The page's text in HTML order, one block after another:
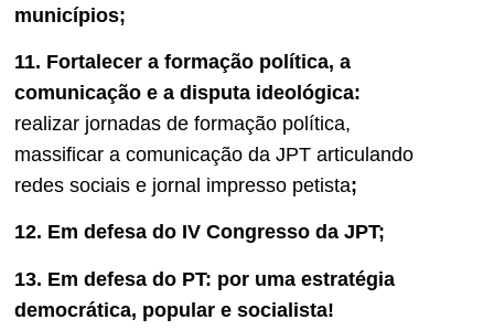
municípios;
11. Fortalecer a formação política, a
comunicação e a disputa ideológica:
realizar jornadas de formação política,
massificar a comunicação da JPT articulando
redes sociais e jornal impresso petista;
12. Em defesa do IV Congresso da JPT;
13. Em defesa do PT: por uma estratégia
democrática, popular e socialista!